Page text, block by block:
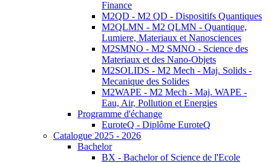
Finance
M2QD - M2 QD - Dispositifs Quantiques
M2QLMN - M2 QLMN - Quantique,
Lumiere, Materiaux et Nanosciences
M2SMNO - M2 SMNO - Science des
Materiaux et des Nano-Objets
M2SOLIDS - M2 Mech - Maj. Solids -
Mecanique des Solides
M2WAPE - M2 Mech - Maj. WAPE -
Eau, Air, Pollution et Energies
Programme d'échange
EuroteQ - Diplôme EuroteQ
Catalogue 2025 - 2026
Bachelor
BX - Bachelor of Science de l'Ecole